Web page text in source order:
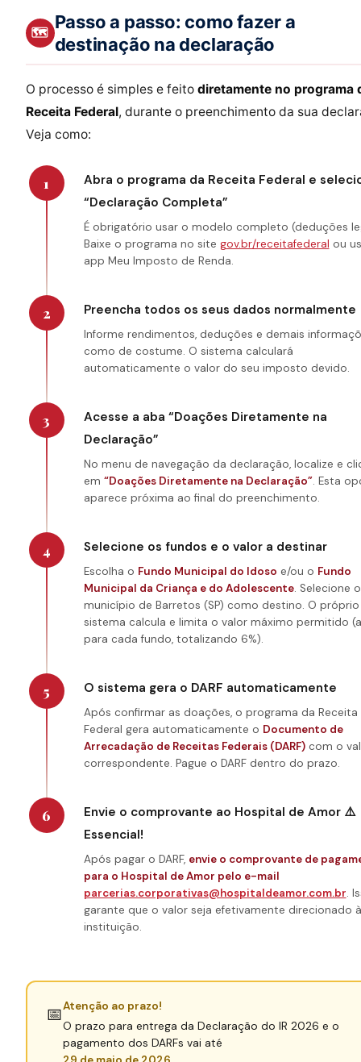
🗺
Passo a passo: como fazer a
destinação na declaração
O processo é simples e feito diretamente no programa
Receita Federal, durante o preenchimento da sua
Veja como:
1
Abra o programa da Receita Federal e
“Declaração Completa”
É obrigatório usar o modelo completo (deduções
Baixe o programa no site gov.br/receitafederal ou
app Meu Imposto de Renda.
2 Preencha todos os seus dados normalmente
Informe rendimentos, deduções e demais
como de costume. O sistema calculará
automaticamente o valor do seu imposto devido.
3
Acesse a aba “Doações Diretamente na
Declaração”
No menu de navegação da declaração, localize e
em “Doações Diretamente na Declaração”. Esta
aparece próxima ao final do preenchimento.
4 Selecione os fundos e o valor a destinar
Escolha o Fundo Municipal do Idoso e/ou o Fundo
Municipal da Criança e do Adolescente. Selecione o
município de Barretos (SP) como destino. O próprio
sistema calcula e limita o valor máximo permitido
para cada fundo, totalizando 6%).
5 O sistema gera o DARF automaticamente
Após confirmar as doações, o programa da Receita
Federal gera automaticamente o Documento de
Arrecadação de Receitas Federais (DARF)com o
correspondente. Pague o DARF dentro do prazo.
6
Envie o comprovante ao Hospital de Amor ⚠️
Essencial!
Após pagar o DARF, envie o comprovante de
para o Hospital de Amor pelo e-mail
parcerias.corporativas@hospitaldeamor.com.br.
garante que o valor seja efetivamente direcionado à
instituição.
📅Atenção ao prazo!
O prazo para entrega da Declaração do IR 2026 e o
pagamento dos DARFs vai até